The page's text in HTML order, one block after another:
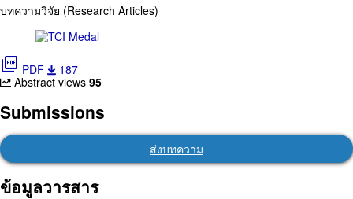
บทความวิจัย (Research Articles)
picture_as_pdf PDF
187
Abstract views 95
Submissions
ส่งบทความ
ข้อมูลวารสาร